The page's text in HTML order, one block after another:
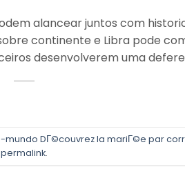
alancear juntos com
continente e Libra pode
desenvolverem uma
DГ©couvrez la mariГ©e par
permalink.